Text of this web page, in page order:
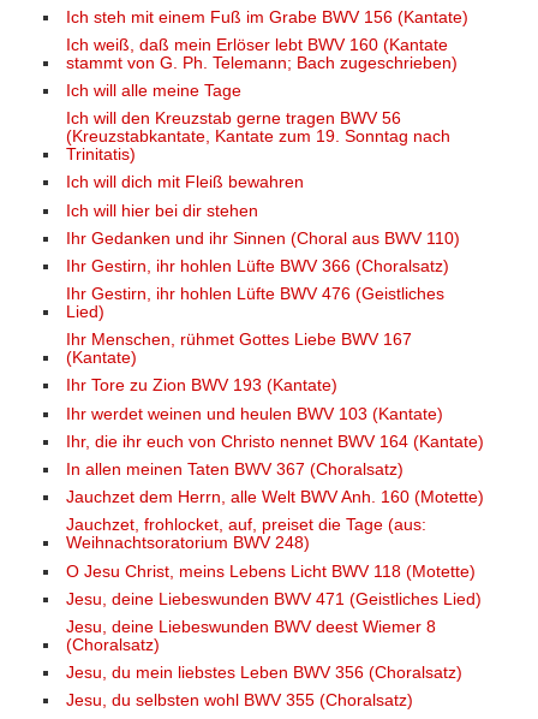
Ich steh mit einem Fuß im Grabe BWV 156 (Kantate)
Ich weiß, daß mein Erlöser lebt BWV 160 (Kantate
stammt von G. Ph. Telemann; Bach zugeschrieben)
Ich will alle meine Tage
Ich will den Kreuzstab gerne tragen BWV 56
(Kreuzstabkantate, Kantate zum 19. Sonntag nach
Trinitatis)
Ich will dich mit Fleiß bewahren
Ich will hier bei dir stehen
Ihr Gedanken und ihr Sinnen (Choral aus BWV 110)
Ihr Gestirn, ihr hohlen Lüfte BWV 366 (Choralsatz)
Ihr Gestirn, ihr hohlen Lüfte BWV 476 (Geistliches
Lied)
Ihr Menschen, rühmet Gottes Liebe BWV 167
(Kantate)
Ihr Tore zu Zion BWV 193 (Kantate)
Ihr werdet weinen und heulen BWV 103 (Kantate)
Ihr, die ihr euch von Christo nennet BWV 164 (Kantate)
In allen meinen Taten BWV 367 (Choralsatz)
Jauchzet dem Herrn, alle Welt BWV Anh. 160 (Motette)
Jauchzet, frohlocket, auf, preiset die Tage (aus:
Weihnachtsoratorium BWV 248)
O Jesu Christ, meins Lebens Licht BWV 118 (Motette)
Jesu, deine Liebeswunden BWV 471 (Geistliches Lied)
Jesu, deine Liebeswunden BWV deest Wiemer 8
(Choralsatz)
Jesu, du mein liebstes Leben BWV 356 (Choralsatz)
Jesu, du selbsten wohl BWV 355 (Choralsatz)